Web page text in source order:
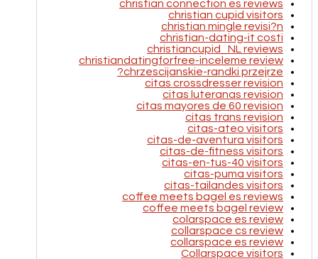
christian connection es reviews
christian cupid visitors
christian mingle revisi?n
christian-dating-it costi
christiancupid_NL reviews
christiandatingforfree-inceleme review
chrzescijanskie-randki przejrze?
citas crossdresser revision
citas luteranas revision
citas mayores de 60 revision
citas trans revision
citas-ateo visitors
citas-de-aventura visitors
citas-de-fitness visitors
citas-en-tus-40 visitors
citas-puma visitors
citas-tailandes visitors
coffee meets bagel es reviews
coffee meets bagel review
colarspace es review
collarspace cs review
collarspace es review
Collarspace visitors